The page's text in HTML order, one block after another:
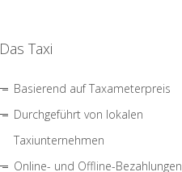
Das Taxi
Basierend auf Taxameterpreis
Durchgeführt von lokalen
Taxiunternehmen
Online- und Offline-Bezahlungen